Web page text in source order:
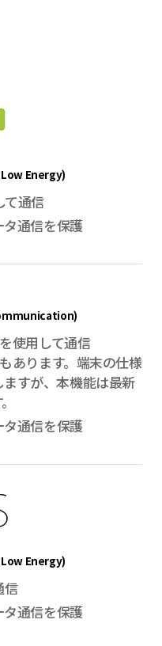
Energy)
て通信
タ通信を保護
使用して通信
あります。端末の仕様
すが、本機能は最新
タ通信を保護
Energy)
信
タ通信を保護